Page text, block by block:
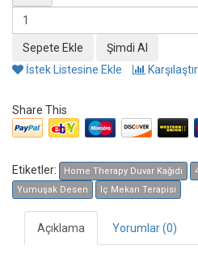
İstek Listesine Ekle
Share This
Etiketler: Home Therapy Duvar Kağıdı
Yumuşak Desen
Iç Mekan Terapisi
Açıklama Yorumlar (0)